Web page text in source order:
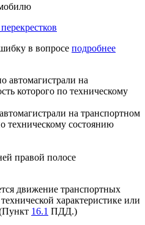
в вопросе подробнее
на транспортном
техническому состоянию
правой полосе
движение транспортных
характеристике или
16.1 ПДД.)